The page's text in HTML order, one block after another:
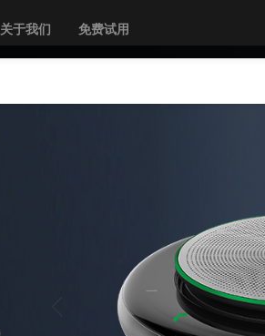
关于我们 免费试用